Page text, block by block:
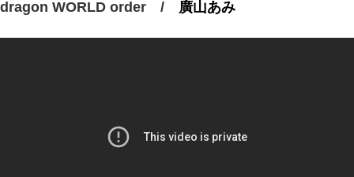
dragon WORLD order / 廣山あみ